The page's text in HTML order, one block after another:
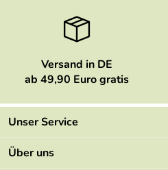
Versand in DE
ab 49,90 Euro gratis
Unser Service
Kontakt
Über uns